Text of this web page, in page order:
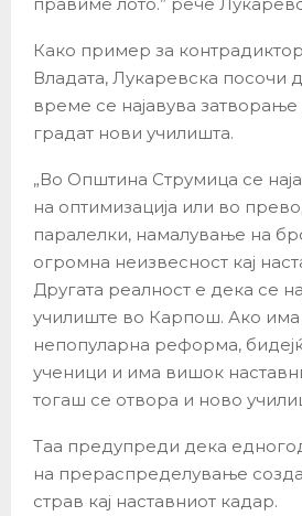
Како пример за
Владата, Лукаревска посочи
време се најавува
градат нови училишта.
„Во Општина Струмица се
на оптимизација или во
паралелки, намалување на
огромна неизвесност кај
Другата реалност е дека се
училиште во Карпош. Ако
непопуларна реформа,
ученици и има вишок
тогаш се отвора и ново
Таа предупреди дека
на прераспределување
страв кај наставниот кадар.